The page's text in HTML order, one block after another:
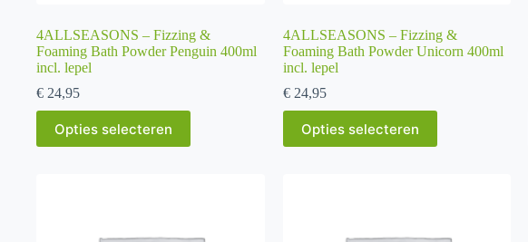
4ALLSEASONS – Fizzing &
Foaming Bath Powder Penguin 400ml
incl. lepel
€ 24,95
Opties selecteren
Dit
product
heeft
4ALLSEASONS – Fizzing &
Foaming Bath Powder Unicorn 400ml
incl. lepel
€24,95
Opties selecteren
Dit
product
heeft